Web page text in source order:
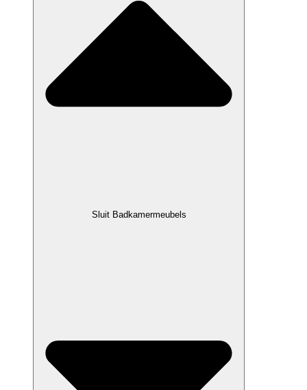
Sluit Badkamermeubels